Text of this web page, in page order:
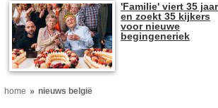
'Familie' viert 35 jaar
en zoekt 35 kijkers
voor nieuwe
begingeneriek
home nieuws belgië